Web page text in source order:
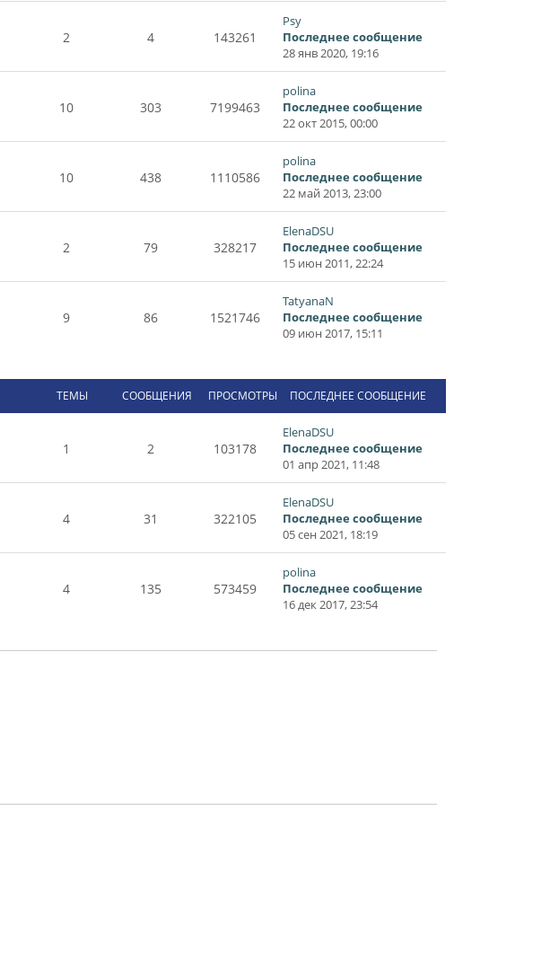
2 4 143261
Psy
Последнее сообщение
28 янв 2020, 19:16
10 303 7199463
polina
Последнее сообщение
22 окт 2015, 00:00
10 438 1110586
polina
Последнее сообщение
22 май 2013, 23:00
2 79 328217
ElenaDSU
Последнее сообщение
15 июн 2011, 22:24
9 86 1521746
TatyanaN
Последнее сообщение
09 июн 2017, 15:11
ТЕМЫ СООБЩЕНИЯ ПРОСМОТРЫ ПОСЛЕДНЕЕ СООБЩЕНИЕ
1 2 103178
ElenaDSU
Последнее сообщение
01 апр 2021, 11:48
4 31 322105
ElenaDSU
Последнее сообщение
05 сен 2021, 18:19
4 135 573459
polina
Последнее сообщение
16 дек 2017, 23:54